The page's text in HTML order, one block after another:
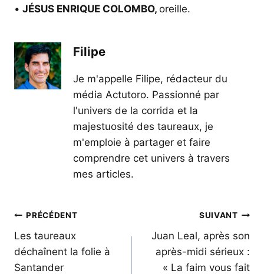
• JÉSUS ENRIQUE COLOMBO, oreille.
Filipe
Je m'appelle Filipe, rédacteur du
média Actutoro. Passionné par
l'univers de la corrida et la
majestuosité des taureaux, je
m'emploie à partager et faire
comprendre cet univers à travers
mes articles.
Navigation
de
l’article
PRÉCÉDENT
Les taureaux
déchaînent la folie à
Santander
SUIVANT
Juan Leal, après son
après-midi sérieux :
« La faim vous fait